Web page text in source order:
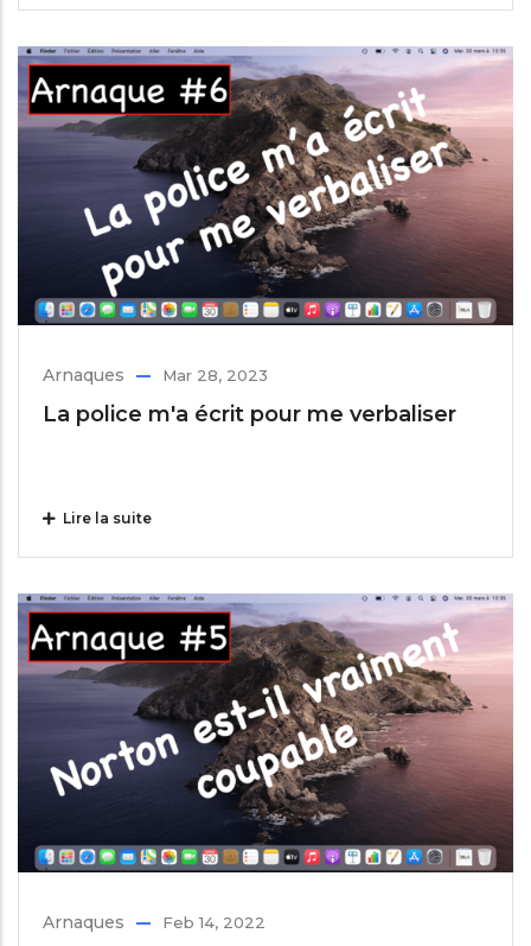
Arnaques Mar 28, 2023
La police m'a écrit pour me verbaliser
Lire la suite
Arnaques Feb 14, 2022